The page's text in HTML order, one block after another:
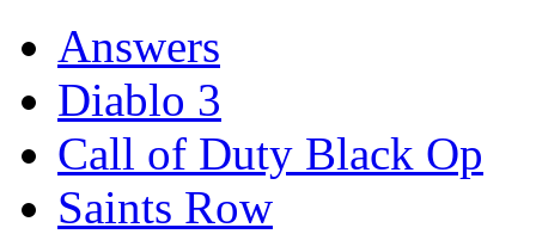
Answers
Diablo 3
Call of Duty Black Op
Saints Row